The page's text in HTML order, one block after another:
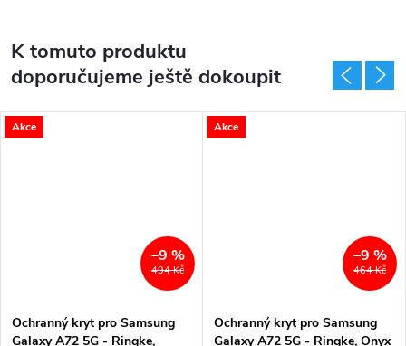
K tomuto produktu
doporučujeme ještě dokoupit
Akce
494 Kč
–9 %
Ochranný kryt pro Samsung
Galaxy A72 5G - Ringke,
Akce
464 Kč
–9 %
Ochranný kryt pro Samsung
Galaxy A72 5G - Ringke, Onyx